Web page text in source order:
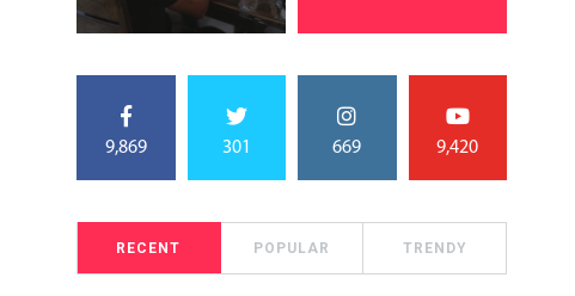
9,869 301 669 9,420
RECENT POPULAR TRENDY